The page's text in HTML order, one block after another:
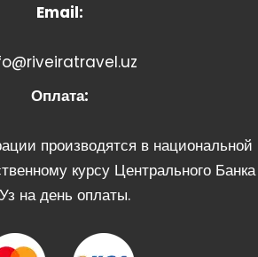
Email:
Оплата:
производятся в национальной
курсу Центрального Банка
на день оплаты.